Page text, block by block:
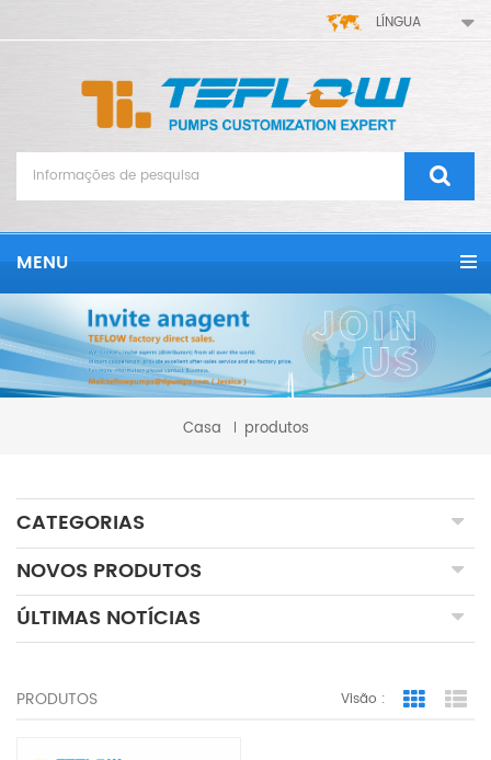
LÍNGUA
MENU
Casa produtos
CATEGORIAS
NOVOS PRODUTOS
ÚLTIMAS NOTÍCIAS
PRODUTOS Visão : Grid View